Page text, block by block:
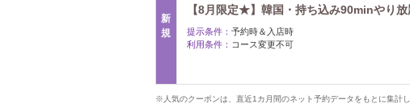
新
規
【8月限定★】韓国・持ち込み90minやり放
提示条件： 予約時＆入店時
利用条件： コース変更不可
※人気のクーポンは、直近1カ月間のネット予約データをもとに集計し